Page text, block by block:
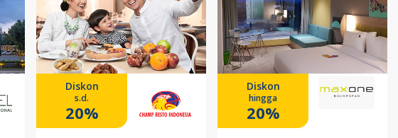
Diskon
s.d.
20%
Diskon
hingga
20%